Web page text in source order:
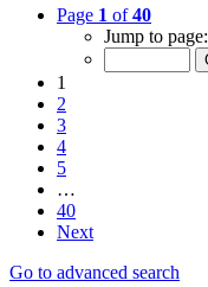
Page 1 of40
Jump to page:
1
2
3
4
5
…
40
Next
Go to advanced search